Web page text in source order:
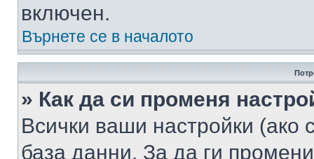
включен.
Върнете се в началото
» Как да си променя
Всички ваши настройки (ако
база данни. За да ги